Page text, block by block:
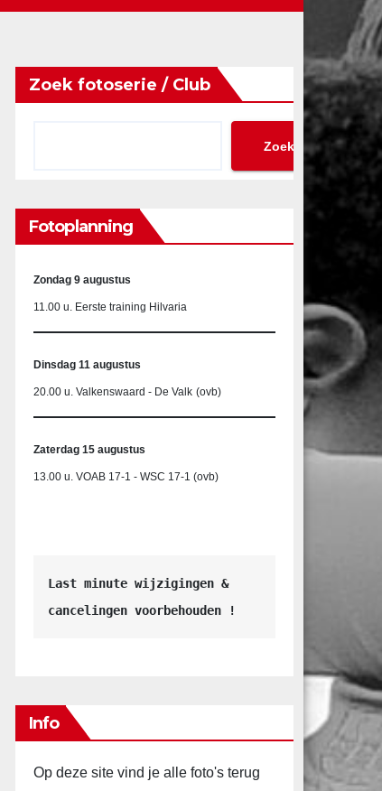
Zoek fotoserie / Club
Zoeken
Fotoplanning
Zondag 9 augustus
11.00 u. Eerste training Hilvaria
Dinsdag 11 augustus
20.00 u. Valkenswaard - De Valk (ovb)
Zaterdag 15 augustus
13.00 u. VOAB 17-1 - WSC 17-1 (ovb)
Last minute wijzigingen &
cancelingen voorbehouden !
Info
Op deze site vind je alle foto's terug